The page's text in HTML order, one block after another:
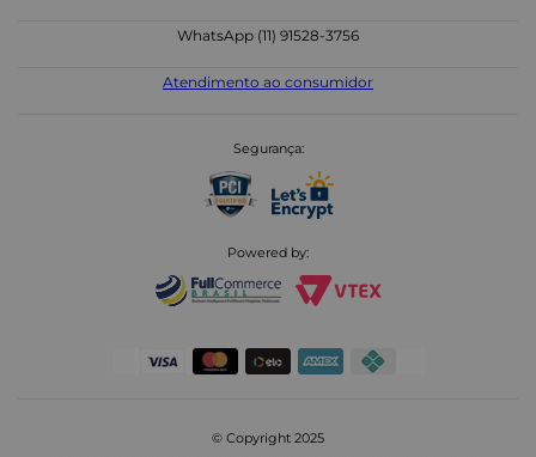
WhatsApp (11) 91528-3756
Atendimento ao consumidor
Segurança:
Powered by:
© Copyright 2025